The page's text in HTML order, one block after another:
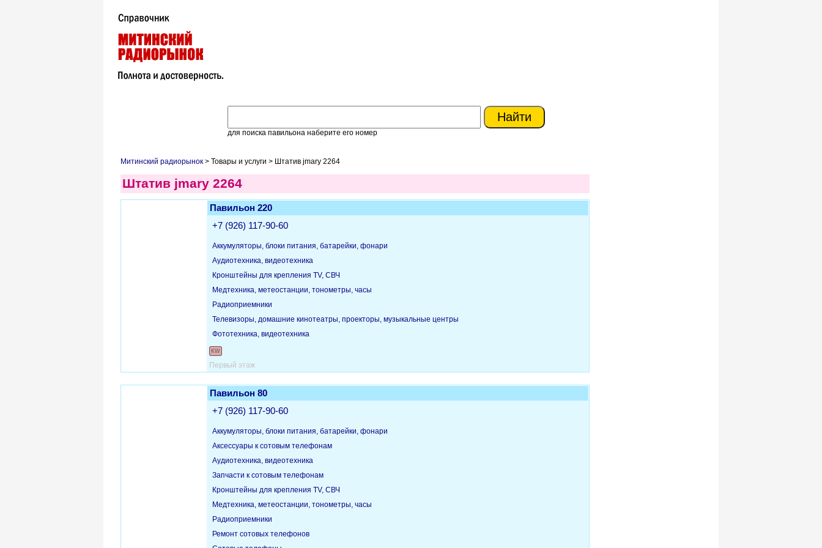
для поиска павильона наберите его номер
Митинский радиорынок > Товары и услуги > Штатив jmary 2264
Штатив jmary 2264
Павильон 220
+7 (926) 117-90-60
Аккумуляторы, блоки питания, батарейки, фонари
Аудиотехника, видеотехника
Кронштейны для крепления TV, СВЧ
Медтехника, метеостанции, тонометры, часы
Радиоприемники
Телевизоры, домашние кинотеатры, проекторы, музыкальные центры
Фототехника, видеотехника
KW
Первый этаж
Павильон 80
+7 (926) 117-90-60
Аккумуляторы, блоки питания, батарейки, фонари
Аксессуары к сотовым телефонам
Аудиотехника, видеотехника
Запчасти к сотовым телефонам
Кронштейны для крепления TV, СВЧ
Медтехника, метеостанции, тонометры, часы
Радиоприемники
Ремонт сотовых телефонов